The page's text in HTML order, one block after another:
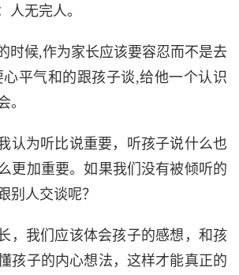
人无完人。
时候,作为家长应该要容忍而不是去
平气和的跟孩子谈,给他一个认识
。
认为听比说重要，听孩子说什么也
更加重要。如果我们没有被倾听的
别人交谈呢？
，我们应该体会孩子的感想，和孩
孩子的内心想法，这样才能真正的